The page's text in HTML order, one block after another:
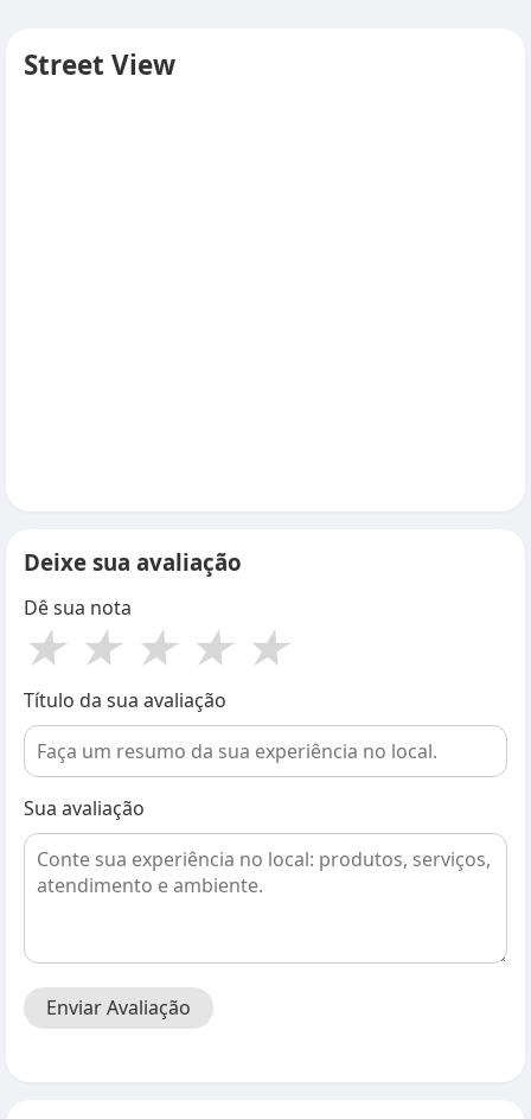
Street View
Deixe sua avaliação
Dê sua nota
★ ★ ★ ★ ★
Título da sua avaliação
Sua avaliação
Enviar Avaliação